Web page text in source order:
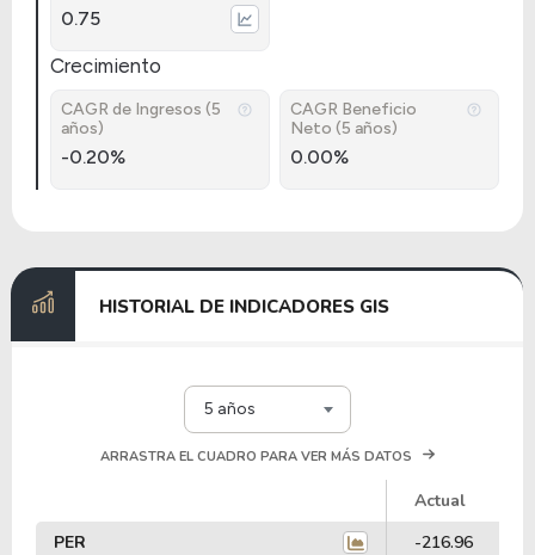
0.75
Crecimiento
CAGR de Ingresos (5
años)
-0.20%
CAGR Beneficio
Neto (5 años)
0.00%
HISTORIAL DE INDICADORES GIS
5 años
ARRASTRA EL CUADRO PARA VER MÁS DATOS
Actual
PER
-216.96